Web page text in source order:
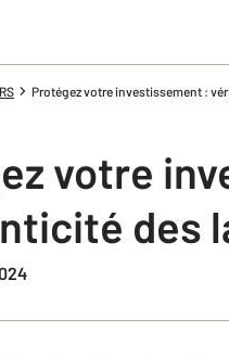
Protégez votre investissement :
votre
des